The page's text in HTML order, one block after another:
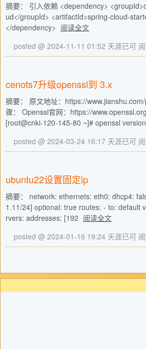
摘要： 引入依赖 <dependency>
ud</groupId> <artifactId>spring-cloud-
</dependency> 阅读全文
posted @ 2024-11-11 01:52 天涯已可
cenots7升级openssl到 3.x
摘要： 原文地址：https://
骤： Openssl官网：https://
[root@cnki-120-145-80 ~]# openssl
posted @ 2024-03-24 16:17 天涯已可
ubuntu22设置固定ip
摘要： network: ethernets: eth0: dhcp4:
1.11/24] optional: true routes: - to: default
rvers: addresses: [192 阅读全文
posted @ 2024-01-16 19:24 天涯已可